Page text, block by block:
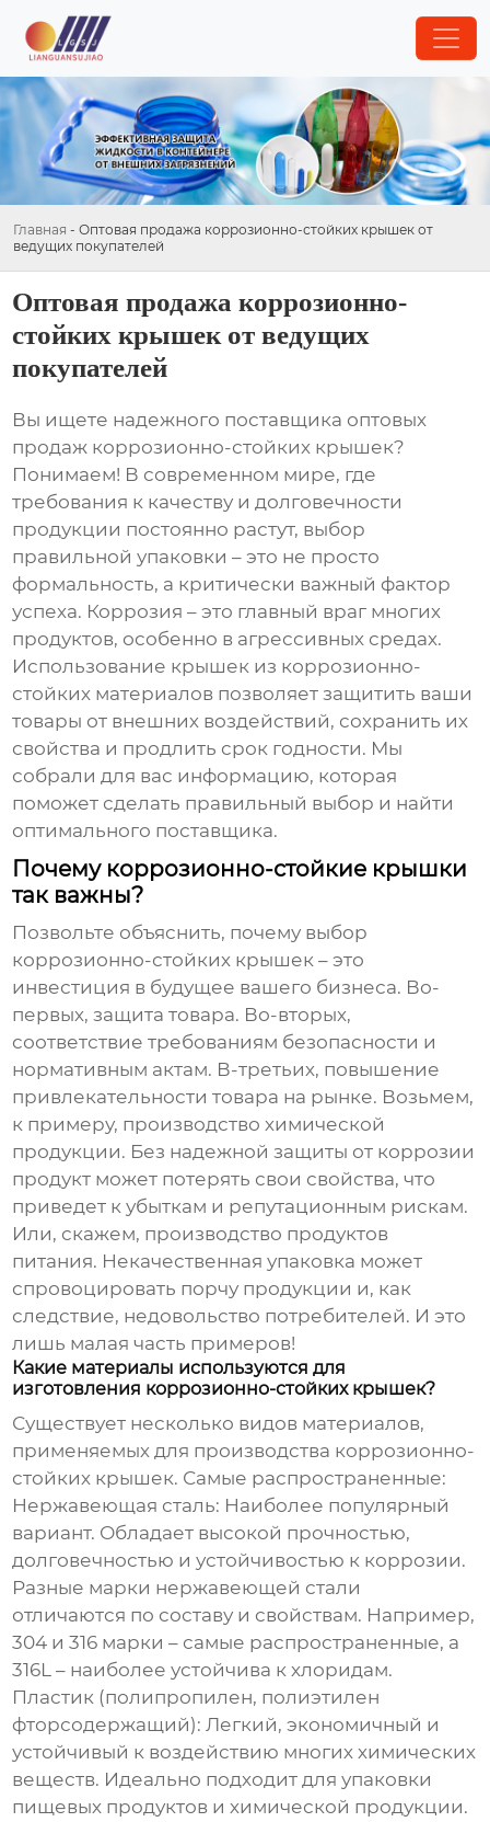
Главная - Оптовая продажа коррозионно-стойких крышек от
ведущих покупателей
Оптовая продажа коррозионно-
стойких крышек от ведущих
покупателей
Вы ищете надежного поставщика оптовых
продаж коррозионно-стойких крышек?
Понимаем! В современном мире, где
требования к качеству и долговечности
продукции постоянно растут, выбор
правильной упаковки – это не просто
формальность, а критически важный фактор
успеха. Коррозия – это главный враг многих
продуктов, особенно в агрессивных средах.
Использование крышек из коррозионно-
стойких материалов позволяет защитить ваши
товары от внешних воздействий, сохранить их
свойства и продлить срок годности. Мы
собрали для вас информацию, которая
поможет сделать правильный выбор и найти
оптимального поставщика.
Почему коррозионно-стойкие крышки
так важны?
Позвольте объяснить, почему выбор
коррозионно-стойких крышек – это
инвестиция в будущее вашего бизнеса. Во-
первых, защита товара. Во-вторых,
соответствие требованиям безопасности и
нормативным актам. В-третьих, повышение
привлекательности товара на рынке. Возьмем,
к примеру, производство химической
продукции. Без надежной защиты от коррозии
продукт может потерять свои свойства, что
приведет к убыткам и репутационным рискам.
Или, скажем, производство продуктов
питания. Некачественная упаковка может
спровоцировать порчу продукции и, как
следствие, недовольство потребителей. И это
лишь малая часть примеров!
Какие материалы используются для
изготовления коррозионно-стойких крышек?
Существует несколько видов материалов,
применяемых для производства коррозионно-
стойких крышек. Самые распространенные:
Нержавеющая сталь: Наиболее популярный
вариант. Обладает высокой прочностью,
долговечностью и устойчивостью к коррозии.
Разные марки нержавеющей стали
отличаются по составу и свойствам. Например,
304 и 316 марки – самые распространенные, а
316L – наиболее устойчива к хлоридам.
Пластик (полипропилен, полиэтилен
фторсодержащий): Легкий, экономичный и
устойчивый к воздействию многих химических
веществ. Идеально подходит для упаковки
пищевых продуктов и химической продукции.